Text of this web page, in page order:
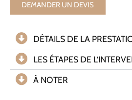
DEMANDER UN DEVIS
DÉTAILS DE LA
LES ÉTAPES DE
À NOTER